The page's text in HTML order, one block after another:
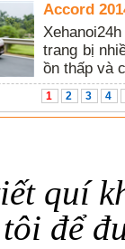
Accord
trang bị
ồn thấp và
1 2 3 4
quí
để